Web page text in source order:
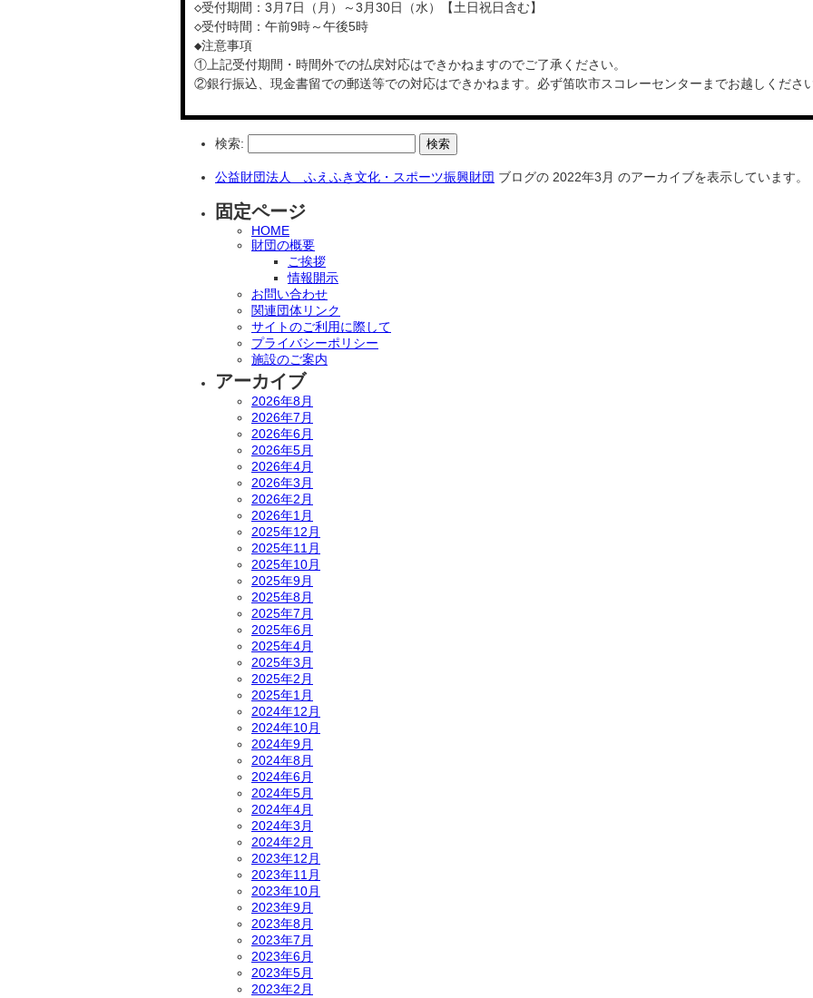
◇受付期間：3月7日（月）～3月30日（水）【土日祝日含む】
◇受付時間：午前9時～午後5時
◆注意事項
①上記受付期間・時間外での払戻対応はできかねますのでご了承ください。
②銀行振込、現金書留での郵送等での対応はできかねます。必ず笛吹市スコレーセンターまでお越しくださ
検索:
公益財団法人 ふえふき文化・スポーツ振興財団 ブログの 2022年3月 のアーカイブを表示しています。
固定ページ
HOME
財団の概要
ご挨拶
情報開示
お問い合わせ
関連団体リンク
サイトのご利用に際して
プライバシーポリシー
施設のご案内
アーカイブ
2026年8月
2026年7月
2026年6月
2026年5月
2026年4月
2026年3月
2026年2月
2026年1月
2025年12月
2025年11月
2025年10月
2025年9月
2025年8月
2025年7月
2025年6月
2025年4月
2025年3月
2025年2月
2025年1月
2024年12月
2024年10月
2024年9月
2024年8月
2024年6月
2024年5月
2024年4月
2024年3月
2024年2月
2023年12月
2023年11月
2023年10月
2023年9月
2023年8月
2023年7月
2023年6月
2023年5月
2023年2月